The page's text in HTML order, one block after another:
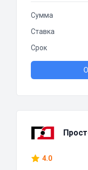
Сумма
Ставка
Срок
4.0